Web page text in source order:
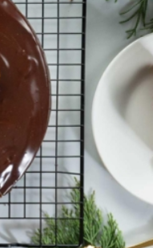
με την υπέροχη
GF
2